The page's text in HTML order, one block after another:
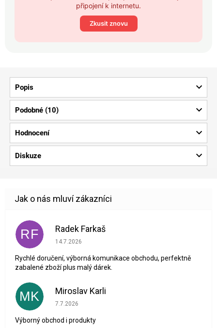
připojení k internetu.
Zkusit znovu
Popis
Podobné (10)
Hodnocení
Diskuze
RF Radek Farkaš
Hodnocení obchodu je 5 z 5 hvězdiček.
14.7.2026
Rychlé doručení, výborná komunikace obchodu, perfektně
zabalené zboží plus malý dárek.
MK Miroslav Karli
Hodnocení obchodu je 5 z 5 hvězdiček.
7.7.2026
Výborný obchod i produkty